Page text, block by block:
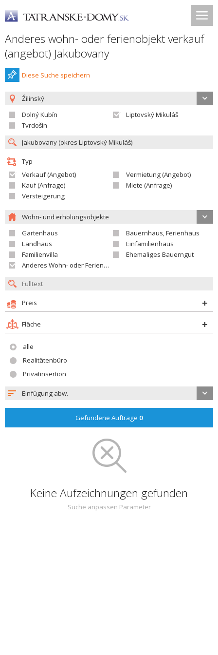
Anderes wohn- oder ferienobjekt verkauf
(angebot) Jakubovany
Diese Suche speichern
Žilinský
Dolný Kubín
Liptovský Mikuláš
Tvrdošín
Typ
Verkauf (Angebot)
Vermietung (Angebot)
Kauf (Anfrage)
Miete (Anfrage)
Versteigerung
Wohn- und erholungsobjekte
Gartenhaus
Bauernhaus, Ferienhaus
Landhaus
Einfamilienhaus
Familienvilla
Ehemaliges Bauerngut
Anderes Wohn- oder Ferienobjekt
Preis
Fläche
alle
Realitätenbüro
Privatinsertion
Einfügung abw.
Gefundene Aufträge 0
Keine Aufzeichnungen gefunden
Suche anpassen Parameter